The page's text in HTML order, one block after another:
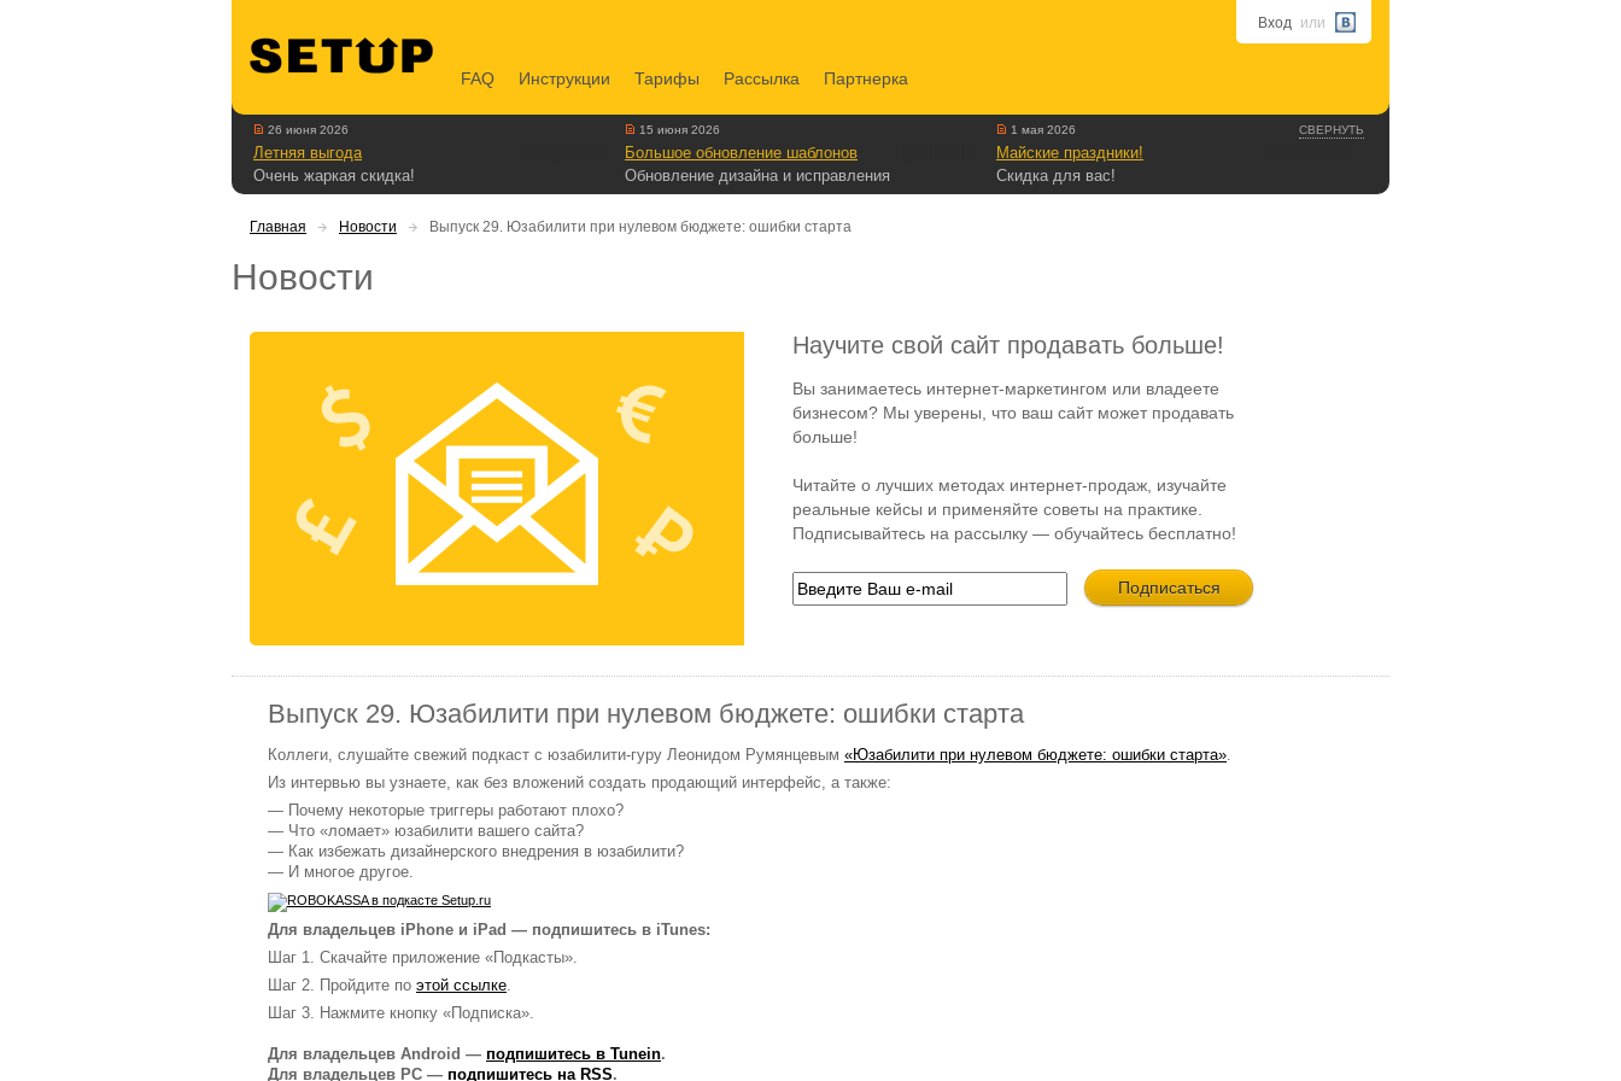
Вход или
FAQ Инструкции Тарифы Рассылка Партнерка
СВЕРНУТЬ
26 июня 2026
Летняя выгода
Очень жаркая скидка!
15 июня 2026
Большое обновление шаблонов
Обновление дизайна и исправления
1 мая 2026
Майские праздники!
Скидка для вас!
Главная Новости Выпуск 29. Юзабилити при нулевом бюджете: ошибки старта
Новости
Научите свой сайт продавать больше!
Вы занимаетесь интернет-маркетингом или владеете
бизнесом? Мы уверены, что ваш сайт может продавать
больше!
Читайте о лучших методах интернет-продаж, изучайте
реальные кейсы и применяйте советы на практике.
Подписывайтесь на рассылку — обучайтесь бесплатно!
Выпуск 29. Юзабилити при нулевом бюджете: ошибки старта
Коллеги, слушайте свежий подкаст с юзабилити-гуру Леонидом Румянцевым «Юзабилити при нулевом бюджете: ошибки старта».
Из интервью вы узнаете, как без вложений создать продающий интерфейс, а также:
— Почему некоторые триггеры работают плохо?
— Что «ломает» юзабилити вашего сайта?
— Как избежать дизайнерского внедрения в юзабилити?
— И многое другое.
Для владельцев iPhone и iPad — подпишитесь в iTunes:
Шаг 1. Скачайте приложение «Подкасты».
Шаг 2. Пройдите по этой ссылке.
Шаг 3. Нажмите кнопку «Подписка».
Для владельцев Android — подпишитесь в Tunein.
Для владельцев PC — подпишитесь на RSS.